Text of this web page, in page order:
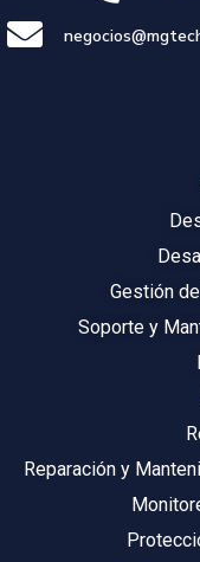
Gestión
Soporte y
Reparación y